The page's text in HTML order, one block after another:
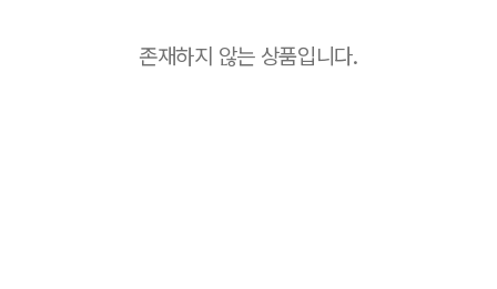
존재하지 않는 상품입니다.